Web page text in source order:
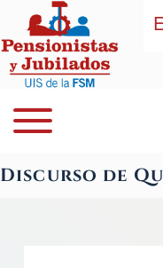
Pasar al contenido
Close Search Block
Navegación
Open or Close
Discurso de